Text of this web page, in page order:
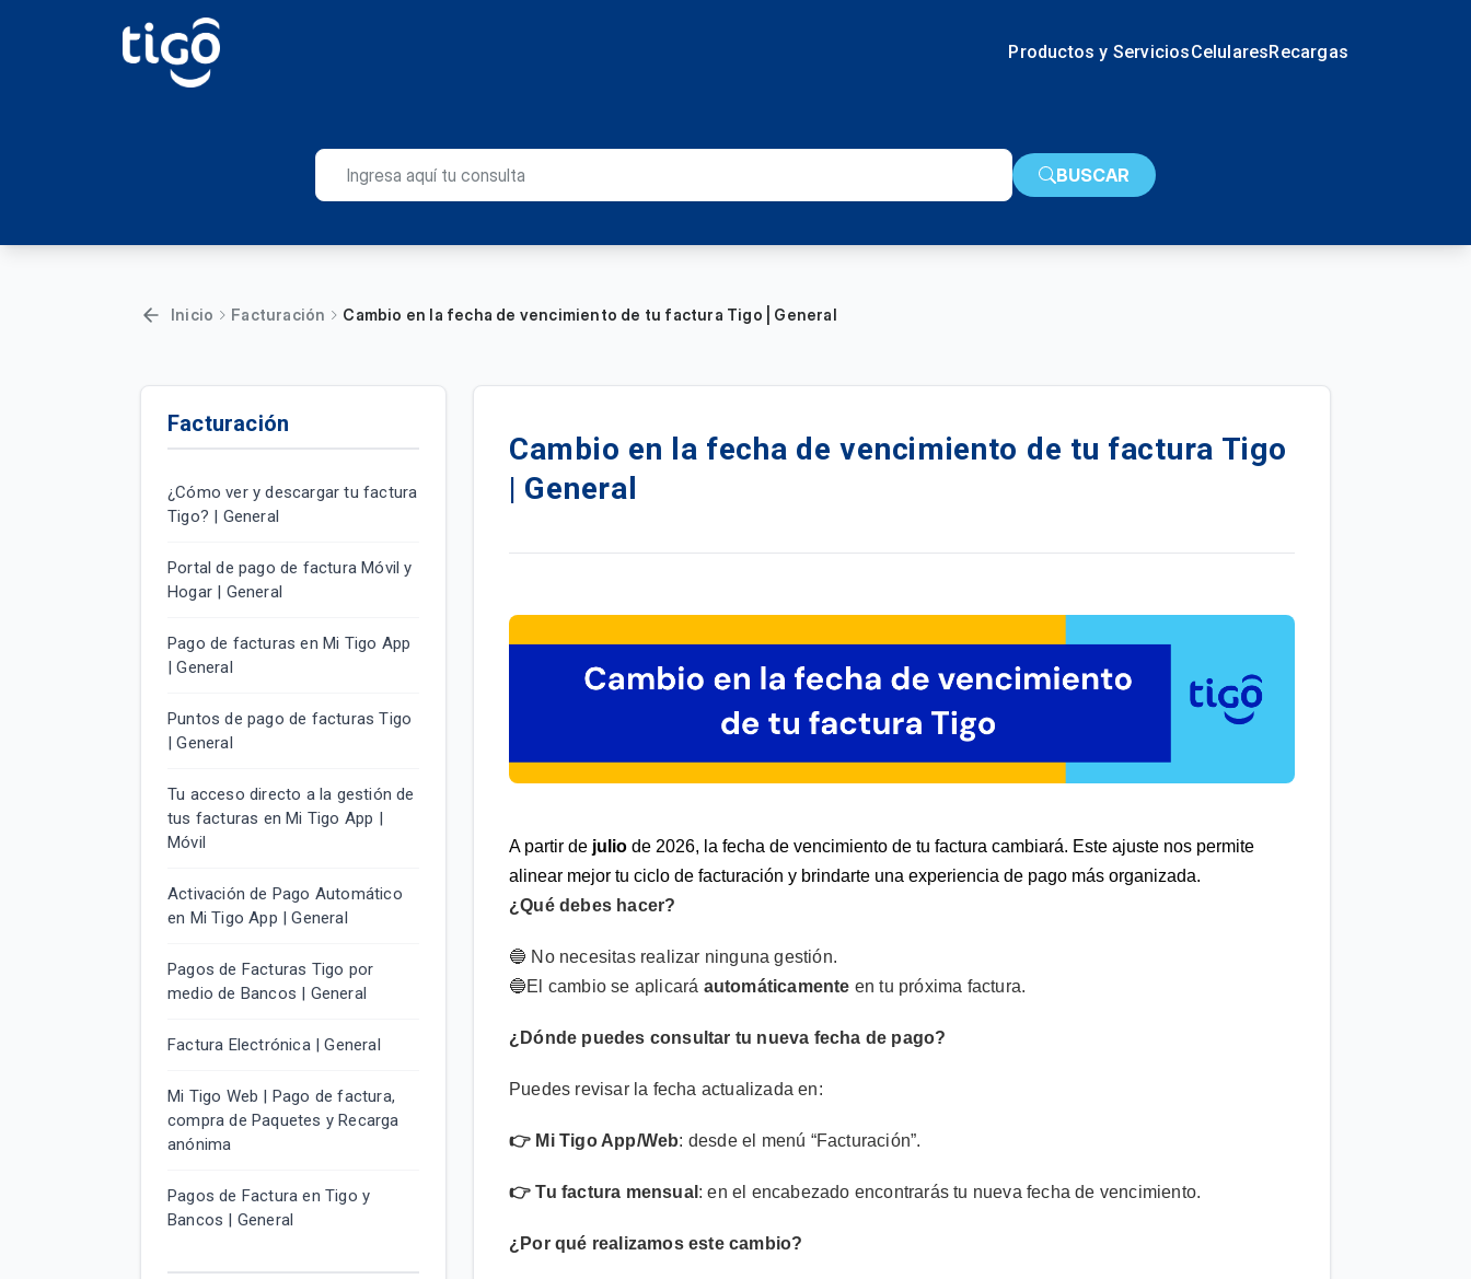
Productos y ServiciosCelularesRecargas
BUSCAR
Inicio Facturación Cambio en la fecha de vencimiento de tu factura Tigo | General
Facturación
¿Cómo ver y descargar tu factura
Tigo? | General
Portal de pago de factura Móvil y
Hogar | General
Pago de facturas en Mi Tigo App
| General
Puntos de pago de facturas Tigo
| General
Tu acceso directo a la gestión de
tus facturas en Mi Tigo App |
Móvil
Activación de Pago Automático
en Mi Tigo App | General
Pagos de Facturas Tigo por
medio de Bancos | General
Factura Electrónica | General
Mi Tigo Web | Pago de factura,
compra de Paquetes y Recarga
anónima
Pagos de Factura en Tigo y
Bancos | General
Cambio en la fecha de vencimiento de tu factura Tigo
| General
A partir de julio de 2026, la fecha de vencimiento de tu factura cambiará. Este ajuste nos permite
alinear mejor tu ciclo de facturación y brindarte una experiencia de pago más organizada.
¿Qué debes hacer?
🔵 No necesitas realizar ninguna gestión.
🔵El cambio se aplicará automáticamente en tu próxima factura.
¿Dónde puedes consultar tu nueva fecha de pago?
Puedes revisar la fecha actualizada en:
👉 Mi Tigo App/Web: desde el menú “Facturación”.
👉 Tu factura mensual : en el encabezado encontrarás tu nueva fecha de vencimiento.
¿Por qué realizamos este cambio?